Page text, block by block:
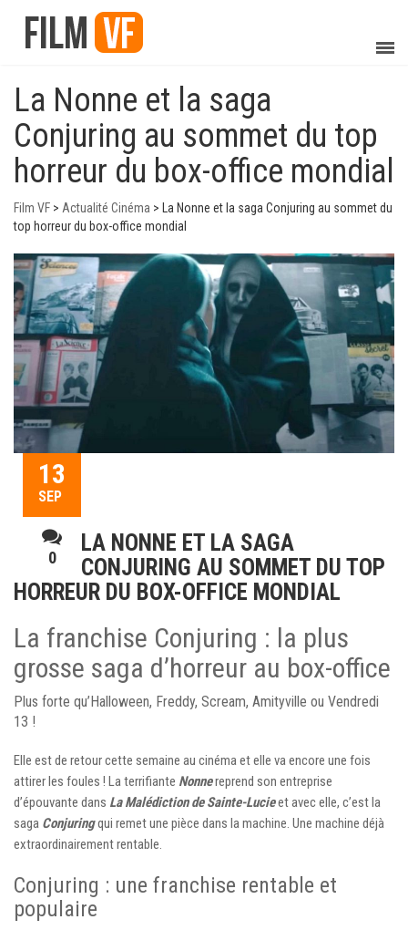
La Nonne et la saga
Conjuring au sommet du top
horreur du box-office mondial
Film VF > Actualité Cinéma >
La Nonne et la saga Conjuring au sommet du
top horreur du box-office mondial
13
SEP
0
LA NONNE ET LA SAGA
CONJURING AU SOMMET DU TOP
HORREUR DU BOX-OFFICE MONDIAL
La franchise Conjuring : la plus
grosse saga d’horreur au box-office
Plus forte qu’Halloween, Freddy, Scream, Amityville ou Vendredi
13 !
Elle est de retour cette semaine au cinéma et elle va encore une fois
attirer les foules ! La terrifiante Nonnereprend son entreprise
d’épouvante dans La Malédiction de Sainte-Lucieet avec elle, c’est la
saga Conjuringqui remet une pièce dans la machine. Une machine déjà
extraordinairement rentable.
Conjuring : une franchise rentable et
populaire